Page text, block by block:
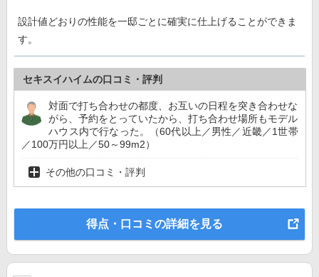
設計値どおりの性能を一邸ごとに確実に仕上げることができま
す。
セキスイハイムの口コミ・評判
対面で打ち合わせの都度、お互いの日程を突き合わせな
がら、予約をとっていたから、打ち合わせ場所もモデル
ハウス内で行なった。（60代以上／男性／近畿／1世帯
／100万円以上／50～99m2）
その他の口コミ・評判
得点・口コミの詳細を見る